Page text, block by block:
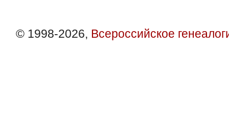
© 1998-2026, Всероссийское